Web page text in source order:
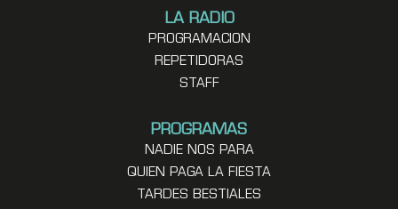
LA RADIO
PROGRAMACION
REPETIDORAS
STAFF
PROGRAMAS
NADIE NOS PARA
QUIEN PAGA LA FIESTA
TARDES BESTIALES